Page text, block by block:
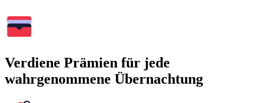
Verdiene Prämien für jede
wahrgenommene Übernachtung